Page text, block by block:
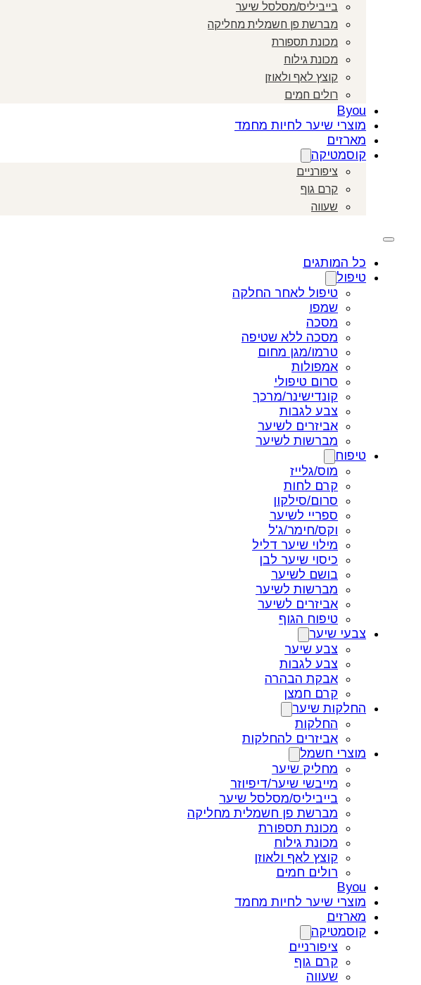
בייביליס/מסלסל שיער
מברשת פן חשמלית מחליקה
מכונת תספורת
מכונת גילוח
קוצץ לאף ולאוזן
רולים חמים
Byou
מוצרי שיער לחיות מחמד
מארזים
קוסמטיקה
ציפורניים
קרם גוף
שעווה
כל המותגים
טיפול
טיפול לאחר החלקה
שמפו
מסכה
מסכה ללא שטיפה
טרמו/מגן מחום
אמפולות
סרום טיפולי
קונדישינר/מרכך
צבע לגבות
אביזרים לשיער
מברשות לשיער
טיפוח
מוס/גלייז
קרם לחות
סרום/סילקון
ספריי לשיער
וקס/חימר/ג'ל
מילוי שיער דליל
כיסוי שיער לבן
בושם לשיער
מברשות לשיער
אביזרים לשיער
טיפוח הגוף
צבעי שיער
צבע שיער
צבע לגבות
אבקת הבהרה
קרם חמצן
החלקות שיער
החלקות
אביזרים להחלקות
מוצרי חשמל
מחליק שיער
מייבשי שיער/דיפיוזר
בייביליס/מסלסל שיער
מברשת פן חשמלית מחליקה
מכונת תספורת
מכונת גילוח
קוצץ לאף ולאוזן
רולים חמים
Byou
מוצרי שיער לחיות מחמד
מארזים
קוסמטיקה
ציפורניים
קרם גוף
שעווה